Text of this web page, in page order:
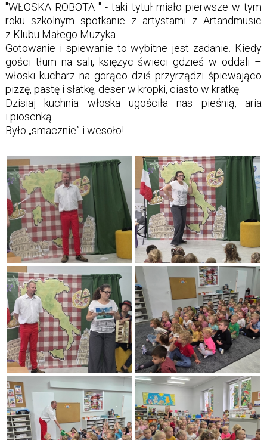
"WŁOSKA ROBOTA " - taki tytuł miało pierwsze w tym
roku szkolnym spotkanie z artystami z Artandmusic
z Klubu Małego Muzyka.
Gotowanie i spiewanie to wybitne jest zadanie. Kiedy
gości tłum na sali, księzyc świeci gdzieś w oddali –
włoski kucharz na gorąco dziś przyrządzi śpiewająco
pizzę, pastę i słatkę, deser w kropki, ciasto w kratkę.
Dzisiaj kuchnia włoska ugościła nas pieśnią, aria
i piosenką.
Było „smacznie” i wesoło!